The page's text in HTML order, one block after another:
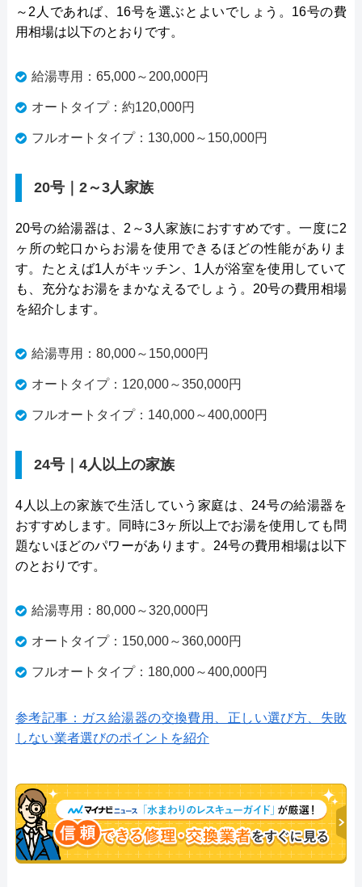
～2人であれば、16号を選ぶとよいでしょう。16号の費
用相場は以下のとおりです。
給湯専用：65,000～200,000円
オートタイプ：約120,000円
フルオートタイプ：130,000～150,000円
20号｜2～3人家族
20号の給湯器は、2～3人家族におすすめです。一度に2
ヶ所の蛇口からお湯を使用できるほどの性能がありま
す。たとえば1人がキッチン、1人が浴室を使用していて
も、充分なお湯をまかなえるでしょう。20号の費用相場
を紹介します。
給湯専用：80,000～150,000円
オートタイプ：120,000～350,000円
フルオートタイプ：140,000～400,000円
24号｜4人以上の家族
4人以上の家族で生活していう家庭は、24号の給湯器を
おすすめします。同時に3ヶ所以上でお湯を使用しても問
題ないほどのパワーがあります。24号の費用相場は以下
のとおりです。
給湯専用：80,000～320,000円
オートタイプ：150,000～360,000円
フルオートタイプ：180,000～400,000円
参考記事：ガス給湯器の交換費用、正しい選び方、失敗
しない業者選びのポイントを紹介